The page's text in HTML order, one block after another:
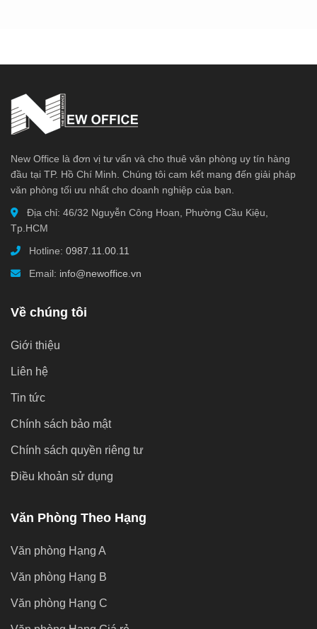
New Office là đơn vị tư vấn và cho thuê văn phòng uy tín hàng
đầu tại TP. Hồ Chí Minh. Chúng tôi cam kết mang đến giải pháp
văn phòng tối ưu nhất cho doanh nghiệp của bạn.
Địa chỉ: 46/32 Nguyễn Công Hoan, Phường Cầu Kiệu,
Tp.HCM
Hotline: 0987.11.00.11
Email: info@newoffice.vn
Về chúng tôi
Giới thiệu
Liên hệ
Tin tức
Chính sách bảo mật
Chính sách quyền riêng tư
Điều khoản sử dụng
Văn Phòng Theo Hạng
Văn phòng Hạng A
Văn phòng Hạng B
Văn phòng Hạng C